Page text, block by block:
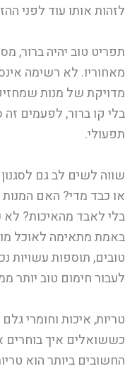
לזהות אותו עוד לפני
תפריט טוב יהיה ברור,
מאחוריו. לא רשימה
מדויקת של מנות
בלי קו ברור, לפעמים זה
תפעולי.
שווה לשים לב גם
או כבד מדי? האם
בלי לאבד מהאיכות?
באמת מתאימה לאוכל
טובים, תוספות עשויות
לעבור חימום טוב יותר
טריות, איכות וחומרי
כששואלים איך
החשובים ביותר הוא